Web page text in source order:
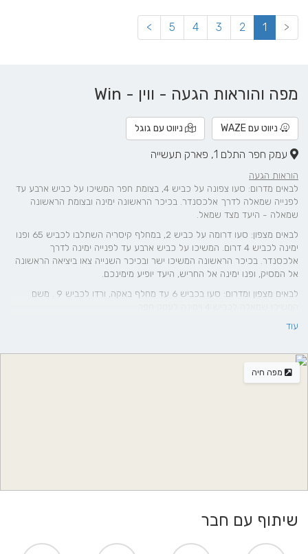
<
1
2
3
4
5
>
מפה והוראות הגעה - ווין - Win
ניווט עם WAZE ניווט עם גוגל
עמק חפר התלם 1, פארק תעשייה
הוראות הגעה
לבאים מדרום: סעו צפונה על כביש 4, בצומת חפר המשיכו על כביש ארבע עד
לפנייה שמאלה לדרך אלכסנדר. בכיכר הראשונה ימינה ובצומת הראשונה
שמאלה - היעד מצד שמאל.
לבאים מצפון: סעו דרומה על כביש 2, במחלף קיסריה השתלבו לכביש 65 ופנו
ימינה לכביש 4 דרום. המשיכו על כביש ארבע עד לפנייה ימינה לדרך
אלכסנדר. בכיכר הראשונה המשיכו ישר ובכיכר השנייה צאו ביציאה הראשונה
אל המסיק, ופנו ימינה אל החריש, היעד יופיע מימינכם.
לבאים מצפון ומדרום: סעו בכביש 6 עד מחלף באקה, ורדו לכביש 9 . משם
עוד
מפה חיה
שיתוף עם חבר